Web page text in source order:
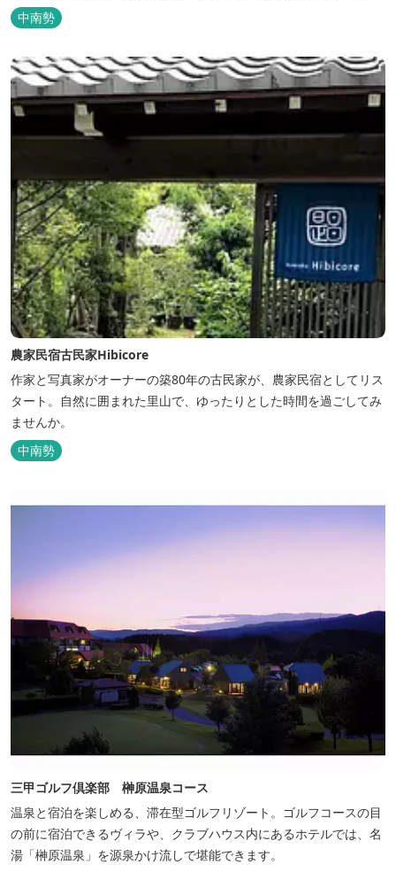
の呼び名＞と称えており、 出雲の神を温泉の守り神として祀ってい
ることもあって、恋の和歌も多く残っています。 このように、宮中
心身の癒し...
中南勢
農家民宿古民家Hibicore
作家と写真家がオーナーの築80年の古民家が、農家民宿としてリス
タート。自然に囲まれた里山で、ゆったりとした時間を過ごしてみ
ませんか。
中南勢
三甲ゴルフ倶楽部 榊原温泉コース
温泉と宿泊を楽しめる、滞在型ゴルフリゾート。ゴルフコースの目
の前に宿泊できるヴィラや、クラブハウス内にあるホテルでは、名
湯「榊原温泉」を源泉かけ流しで堪能できます。